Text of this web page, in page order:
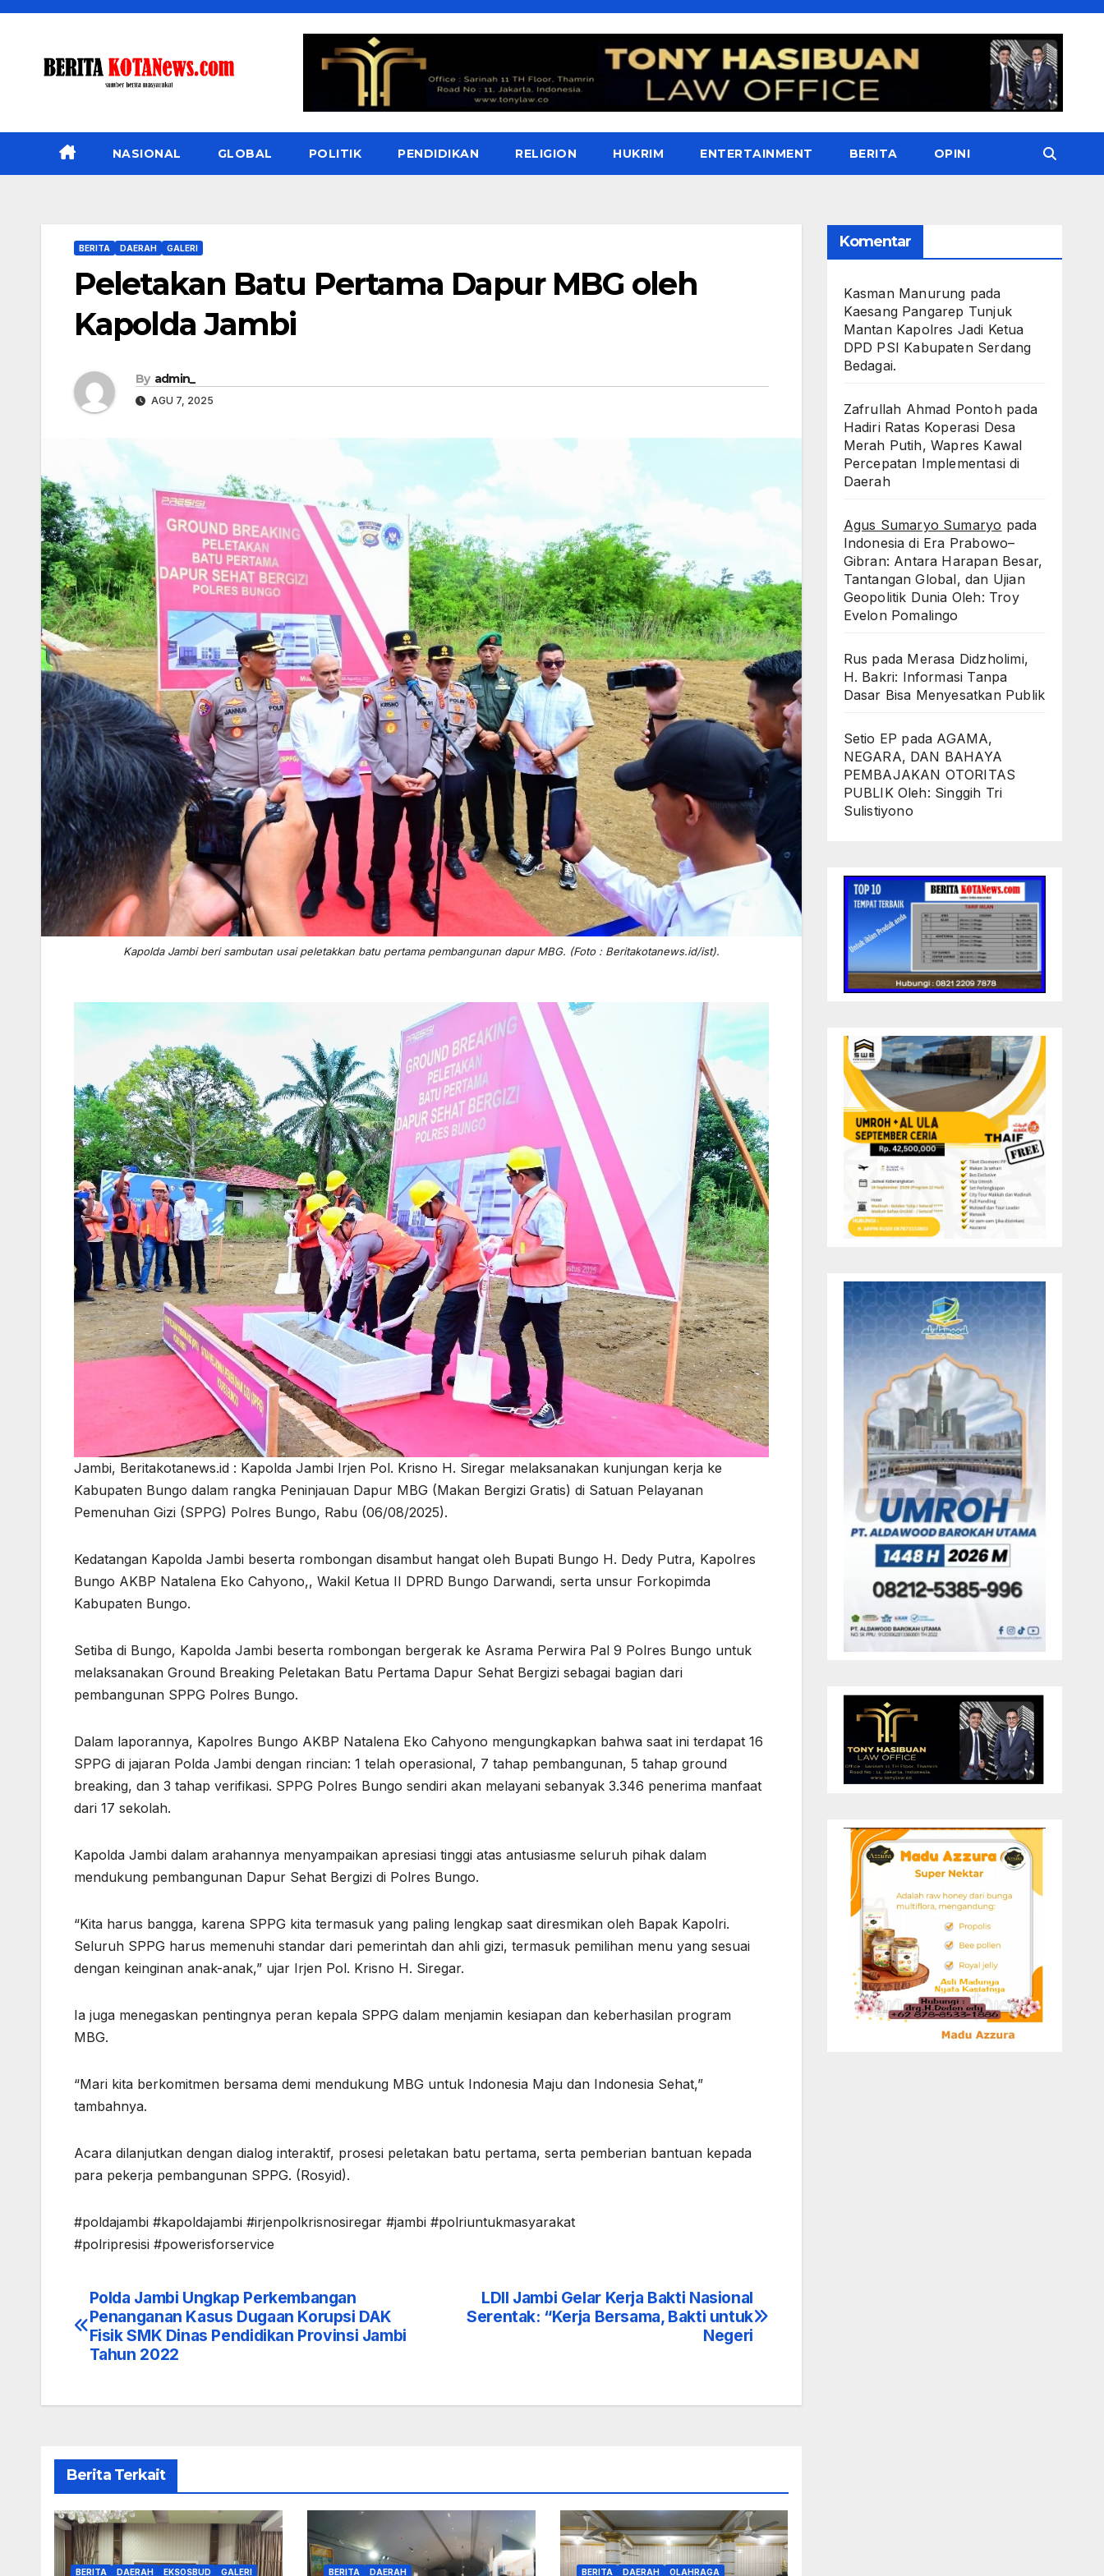
Skip
content
NASIONAL GLOBAL POLITIK PENDIDIKAN RELIGION HUKRIM ENTERTAINMENT BERITA OPINI
BERITA DAERAH GALERI
Peletakan Batu Pertama Dapur MBG oleh
Kapolda Jambi
By admin_
AGU 7, 2025
Kapolda Jambi beri sambutan usai peletakkan batu pertama pembangunan dapur MBG. (Foto : Beritakotanews.id/ist).
Jambi, Beritakotanews.id : Kapolda Jambi Irjen Pol. Krisno H. Siregar melaksanakan kunjungan kerja ke
Kabupaten Bungo dalam rangka Peninjauan Dapur MBG (Makan Bergizi Gratis) di Satuan Pelayanan
Pemenuhan Gizi (SPPG) Polres Bungo, Rabu (06/08/2025).
Kedatangan Kapolda Jambi beserta rombongan disambut hangat oleh Bupati Bungo H. Dedy Putra, Kapolres
Bungo AKBP Natalena Eko Cahyono,, Wakil Ketua II DPRD Bungo Darwandi, serta unsur Forkopimda
Kabupaten Bungo.
Setiba di Bungo, Kapolda Jambi beserta rombongan bergerak ke Asrama Perwira Pal 9 Polres Bungo untuk
melaksanakan Ground Breaking Peletakan Batu Pertama Dapur Sehat Bergizi sebagai bagian dari
pembangunan SPPG Polres Bungo.
Dalam laporannya, Kapolres Bungo AKBP Natalena Eko Cahyono mengungkapkan bahwa saat ini terdapat 16
SPPG di jajaran Polda Jambi dengan rincian: 1 telah operasional, 7 tahap pembangunan, 5 tahap ground
breaking, dan 3 tahap verifikasi. SPPG Polres Bungo sendiri akan melayani sebanyak 3.346 penerima manfaat
dari 17 sekolah.
Kapolda Jambi dalam arahannya menyampaikan apresiasi tinggi atas antusiasme seluruh pihak dalam
mendukung pembangunan Dapur Sehat Bergizi di Polres Bungo.
“Kita harus bangga, karena SPPG kita termasuk yang paling lengkap saat diresmikan oleh Bapak Kapolri.
Seluruh SPPG harus memenuhi standar dari pemerintah dan ahli gizi, termasuk pemilihan menu yang sesuai
dengan keinginan anak-anak,” ujar Irjen Pol. Krisno H. Siregar.
Ia juga menegaskan pentingnya peran kepala SPPG dalam menjamin kesiapan dan keberhasilan program
MBG.
“Mari kita berkomitmen bersama demi mendukung MBG untuk Indonesia Maju dan Indonesia Sehat,”
tambahnya.
Acara dilanjutkan dengan dialog interaktif, prosesi peletakan batu pertama, serta pemberian bantuan kepada
para pekerja pembangunan SPPG. (Rosyid).
#poldajambi #kapoldajambi #irjenpolkrisnosiregar #jambi #polriuntukmasyarakat
#polripresisi #powerisforservice
Navigasi
pos
LDII Jambi Gelar Kerja Bakti Nasional
Serentak: “Kerja Bersama, Bakti untuk
Negeri
Polda Jambi Ungkap Perkembangan
Penanganan Kasus Dugaan Korupsi DAK
Fisik SMK Dinas Pendidikan Provinsi Jambi
Tahun 2022
Berita Terkait
BERITA DAERAH EKSOSBUD GALERI BERITA DAERAH BERITA DAERAH OLAHRAGA
Komentar
Kasman Manurung pada
Kaesang Pangarep Tunjuk
Mantan Kapolres Jadi Ketua
DPD PSI Kabupaten Serdang
Bedagai. ‎ ‎
Zafrullah Ahmad Pontohpada
Hadiri Ratas Koperasi Desa
Merah Putih, Wapres Kawal
Percepatan Implementasi di
Daerah
Agus Sumaryo Sumaryo pada
Indonesia di Era Prabowo–
Gibran: Antara Harapan Besar,
Tantangan Global, dan Ujian
Geopolitik Dunia Oleh: Troy
Evelon Pomalingo
Rus pada Merasa Didzholimi,
H. Bakri: Informasi Tanpa
Dasar Bisa Menyesatkan Publik
Setio EP pada AGAMA,
NEGARA, DAN BAHAYA
PEMBAJAKAN OTORITAS
PUBLIK Oleh: Singgih Tri
Sulistiyono